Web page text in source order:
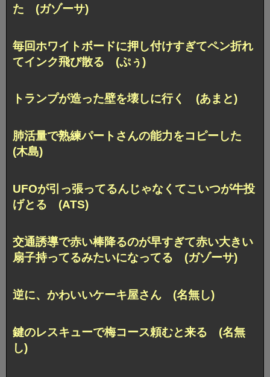
た (ガゾーサ)
毎回ホワイトボードに押し付けすぎてペン折れ
てインク飛び散る (ぷぅ)
トランプが造った壁を壊しに行く (あまと)
肺活量で熟練パートさんの能力をコピーした
(木島)
UFOが引っ張ってるんじゃなくてこいつが牛投
げとる (ATS)
交通誘導で赤い棒降るのが早すぎて赤い大きい
扇子持ってるみたいになってる (ガゾーサ)
逆に、かわいいケーキ屋さん (名無し)
鍵のレスキューで梅コース頼むと来る (名無
し)